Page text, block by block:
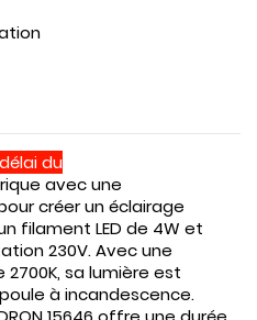
délai du
avec une
créer un éclairage
filament LED de 4W et
230V. Avec une
sa lumière est
à incandescence.